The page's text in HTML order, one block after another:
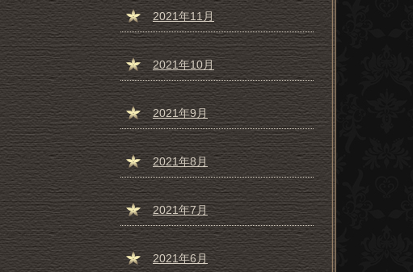
2021年11月
2021年10月
2021年9月
2021年8月
2021年7月
2021年6月